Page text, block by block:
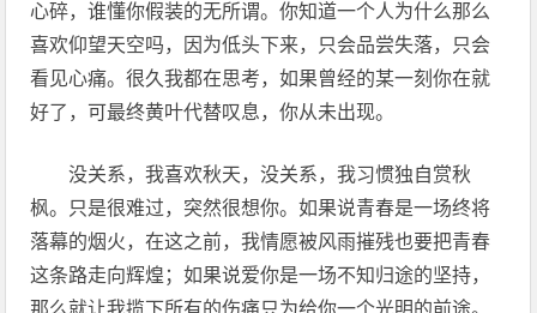
心碎，谁懂你假装的无所谓。你知道一个人为什么那么
喜欢仰望天空吗，因为低头下来，只会品尝失落，只会
看见心痛。很久我都在思考，如果曾经的某一刻你在就
好了，可最终黄叶代替叹息，你从未出现。
没关系，我喜欢秋天，没关系，我习惯独自赏秋
枫。只是很难过，突然很想你。如果说青春是一场终将
落幕的烟火，在这之前，我情愿被风雨摧残也要把青春
这条路走向辉煌；如果说爱你是一场不知归途的坚持，